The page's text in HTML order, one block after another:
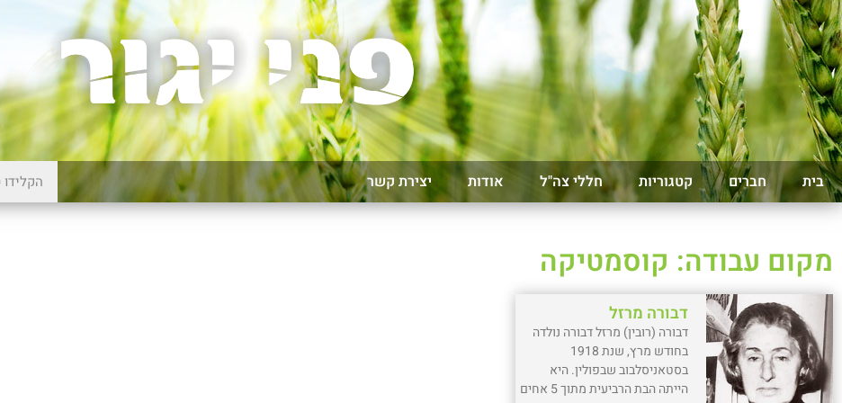
בית חברים קטגוריות חללי צה"ל אודות יצירת קשר
מקום עבודה: קוסמטיקה
דבורה מרזל
דבורה (רובין) מרזל דבורה נולדה
בחודש מרץ, שנת 1918
בסטאניסלבוב שבפולין. היא
הייתה הבת הרביעית מתוך 5 אחים